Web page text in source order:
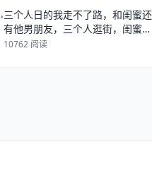
•三个人日的我走不了路，和闺蜜还
有他男朋友，三个人逛街，闺蜜总
是跟她男朋
10762 阅读